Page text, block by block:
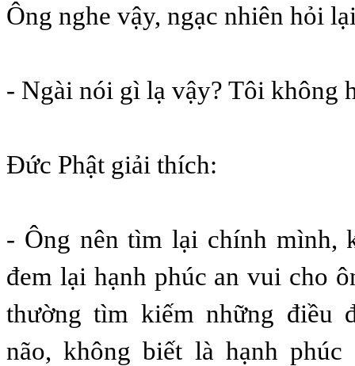
Ông nghe vậy, ngạc nhiên hỏi
- Ngài nói gì lạ vậy? Tôi không
Đức Phật giải thích:
- Ông nên tìm lại chính mình,
đem lại hạnh phúc an vui cho
thường tìm kiếm những điều
não, không biết là hạnh